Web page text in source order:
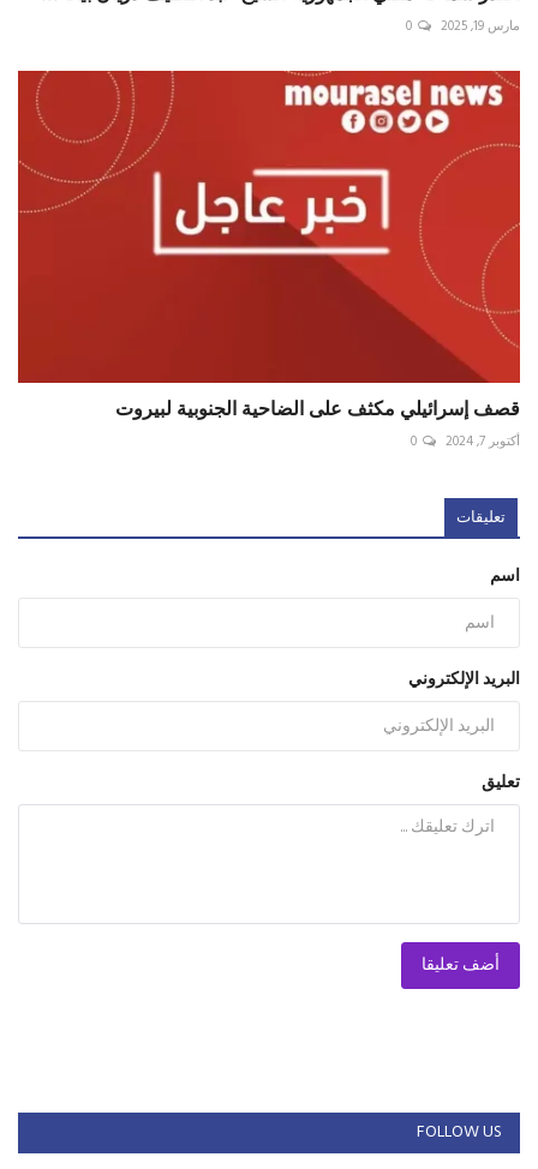
مارس 19, 2025 0
قصف إسرائيلي مكثف على الضاحية الجنوبية لبيروت
أكتوبر 7, 2024 0
تعليقات
اسم
البريد الإلكتروني
تعليق
أضف تعليقا
FOLLOW US